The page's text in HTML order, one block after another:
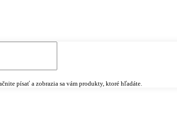
písať a zobrazia sa vám produkty, ktoré hľadáte.